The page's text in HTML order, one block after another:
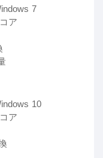
7
ア
10
ア